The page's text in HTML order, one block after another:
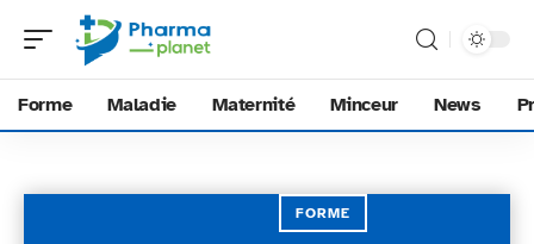
Forme Maladie Maternité Minceur News
FORME